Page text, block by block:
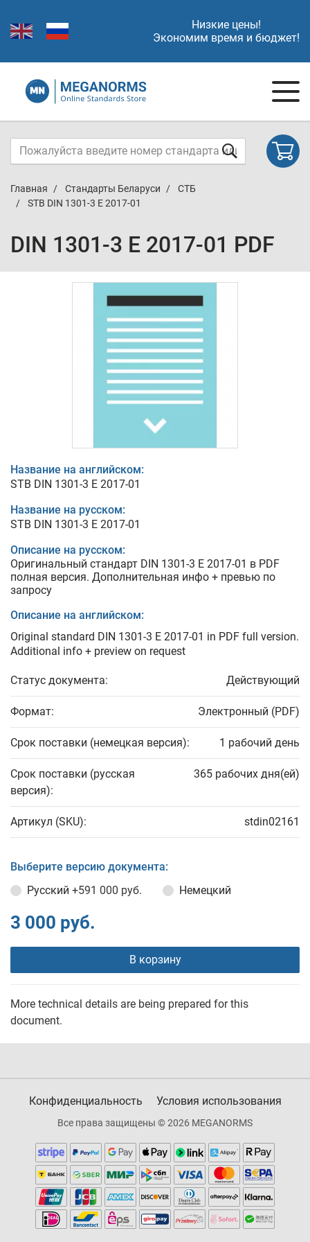
Низкие цены!
Экономим время и бюджет!
Главная Стандарты Беларуси
СТБ
STB DIN 1301-3 E 2017-01
DIN 1301-3 E 2017-01 PDF
Название на английском:
STB DIN 1301-3 E 2017-01
Название на русском:
STB DIN 1301-3 E 2017-01
Описание на русском:
Оригинальный стандарт DIN 1301-3 E 2017-01 в PDF
полная версия. Дополнительная инфо + превью по
запросу
Описание на английском:
Original standard DIN 1301-3 E 2017-01 in PDF full version.
Additional info + preview on request
Статус документа: Действующий
Формат: Электронный (PDF)
Срок поставки (немецкая версия): 1 рабочий день
Срок поставки (русская
версия):
365 рабочих дня(ей)
Артикул (SKU): stdin02161
Выберите версию документа:
Русский +591 000 руб. Немецкий
3 000 руб.
В корзину
More technical details are being prepared for this
document.
Конфиденциальность Условия использования
Все права защищены © 2026 MEGANORMS